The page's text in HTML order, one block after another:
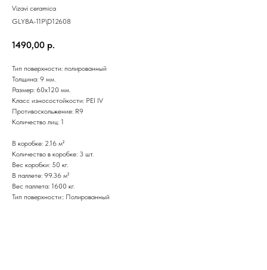
Vizavi ceramica
GLYBA-11P\D12608
1490,00 р.
Тип поверхности: полированный
Толщина: 9 мм.
Размер: 60х120 мм.
Класс износостойкости: PEI IV
Противоскольжение: R9
Количество лиц: 1
В коробке: 2.16 м²
Количество в коробке: 3 шт.
Вес коробки: 50 кг.
В паллете: 99.36 м²
Вес паллета: 1600 кг.
Тип поверхности:: Полированный